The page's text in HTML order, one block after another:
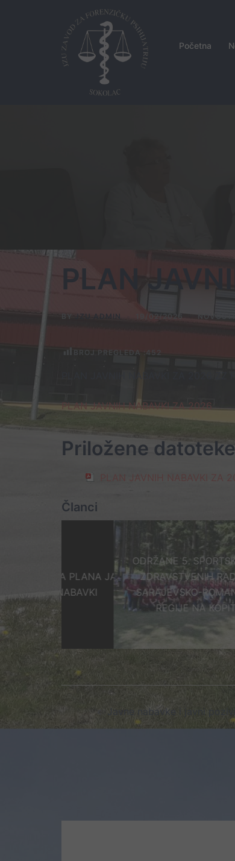
Početna
PLAN
JZU ADMIN 19/02/2026 NOVOSTI
BROJ PREGLEDA : 452
PLAN JAVNIH NABAVKI ZA 2026
Priložene datoteke
Članci
PLANA JAVNIH
ODRŽANE 5. SPORTSKE IGRE
ZDRAVSTVENIH RADNIKA
SARAJEVSKO-ROMANIJSKE
REGIJE NA KOPITU
Post
navigation
Javne nabavke i javni